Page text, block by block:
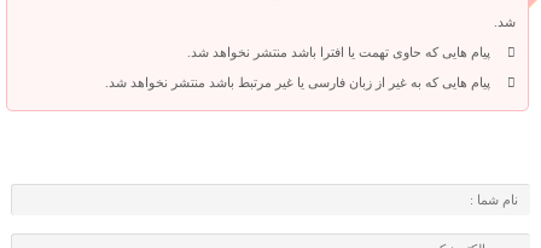
شد.
پیام هایی که حاوی تهمت یا افترا باشد منتشر نخواهد شد.
پیام هایی که به غیر از زبان فارسی یا غیر مرتبط باشد منتشر نخواهد شد.